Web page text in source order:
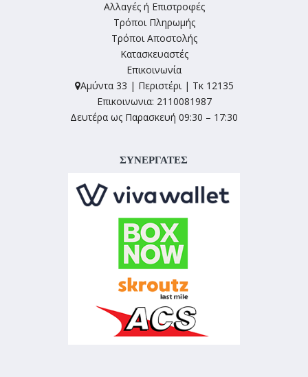
Αλλαγές ή Επιστροφές
Τρόποι Πληρωμής
Τρόποι Αποστολής
Κατασκευαστές
Επικοινωνία
Αμύντα 33 | Περιστέρι | Τκ 12135
Επικοινωνια: 2110081987
Δευτέρα ως Παρασκευή 09:30 – 17:30
ΣΥΝΕΡΓΑΤΕΣ